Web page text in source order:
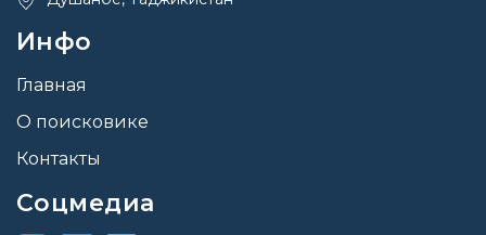
Инфо
Главная
О поисковике
Контакты
Соцмедиа